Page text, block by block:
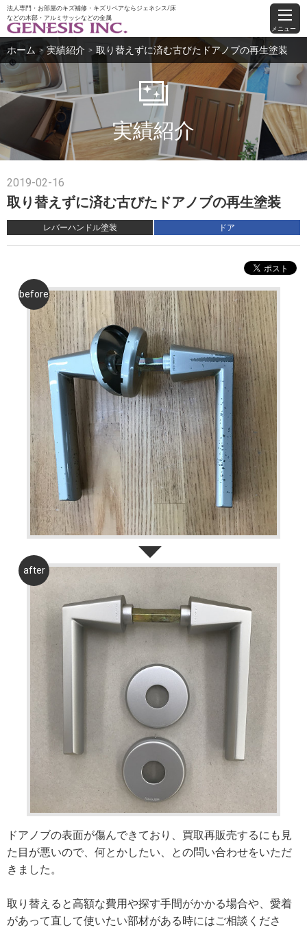
法人専門・お部屋のキズ補修・キズリペアならジェネシス/床
などの木部・アルミサッシなどの金属
メニュー
ホーム ＞ 実績紹介 ＞ 取り替えずに済む古びたドアノブの再生塗装
実績紹介
2019-02-16
取り替えずに済む古びたドアノブの再生塗装
レバーハンドル塗装 ドア
ドアノブの表面が傷んできており、買取再販売するにも見
た目が悪いので、何とかしたい、との問い合わせをいただ
きました。
取り替えると高額な費用や探す手間がかかる場合や、愛着
があって直して使いたい部材がある時にはご相談くださ